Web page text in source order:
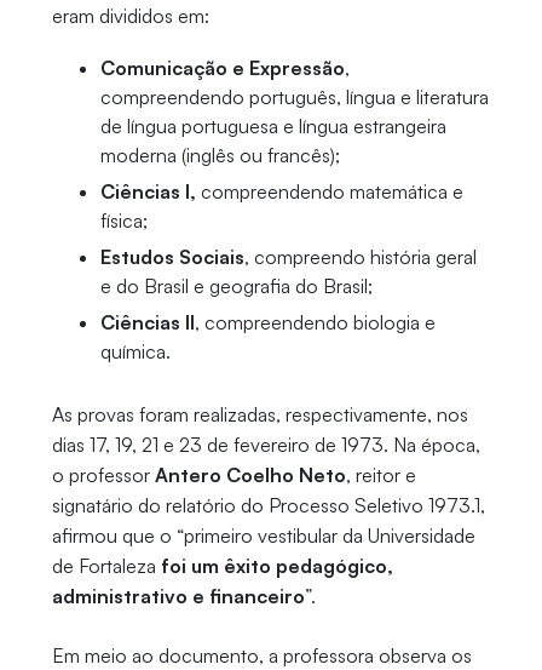
eram divididos em:
Comunicação e Expressão,
compreendendo português, língua e literatura
de língua portuguesa e língua estrangeira
moderna (inglês ou francês);
Ciências I, compreendendo matemática e
física;
Estudos Sociais, compreendo história geral
e do Brasil e geografia do Brasil;
Ciências II, compreendendo biologia e
química.
As provas foram realizadas, respectivamente, nos
dias 17, 19, 21 e 23 de fevereiro de 1973. Na época,
o professor Antero Coelho Neto, reitor e
signatário do relatório do Processo Seletivo 1973.1,
afirmou que o “primeiro vestibular da Universidade
de Fortaleza foi um êxito pedagógico,
administrativo e financeiro”.
Em meio ao documento, a professora observa os